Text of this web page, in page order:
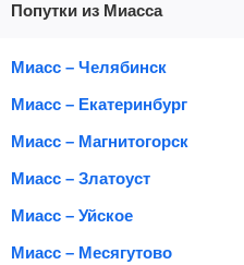
Попутки из Миасса
Миасс – Челябинск
Миасс – Екатеринбург
Миасс – Магнитогорск
Миасс – Златоуст
Миасс – Уйское
Миасс – Месягутово